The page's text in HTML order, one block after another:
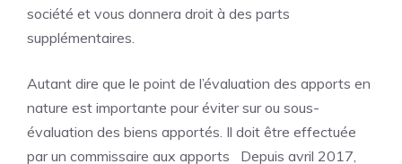
société et vous donnera droit à des parts
supplémentaires.
Autant dire que le point de l’évaluation des apports en
nature est importante pour éviter sur ou sous-
évaluation des biens apportés. Il doit être effectuée
par un commissaire aux apports Depuis avril 2017,